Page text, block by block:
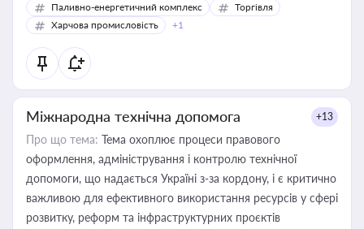
Паливно-енергетичний комплекс
Торгівля
Харчова промисловість
+1
Міжнародна технічна допомога +13
Про що тема: Тема охоплює процеси правового
оформлення, адміністрування і контролю технічної
допомоги, що надається Україні з-за кордону, і є критично
важливою для ефективного використання ресурсів у сфері
розвитку, реформ та інфраструктурних проєктів